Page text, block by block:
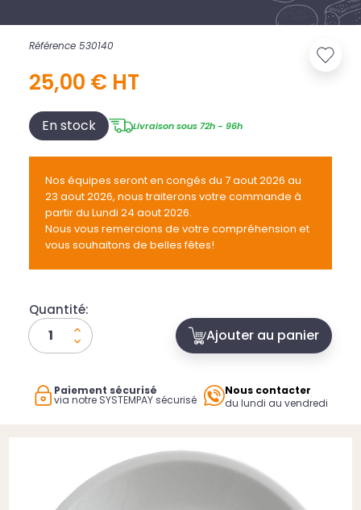
Référence 530140
25,00 € HT
En stock Livraison sous 72h - 96h
Nos équipes seront en congés du 7 aout 2026 au
23 aout 2026, nous traiterons votre commande à
partir du Lundi 24 aout 2026.
Nous vous remercions de votre compréhension et
vous souhaitons de belles fêtes!
Quantité:
Ajouter au panier
Paiement sécurisé
via notre SYSTEMPAY sécurisé
Nous contacter
du lundi au vendredi